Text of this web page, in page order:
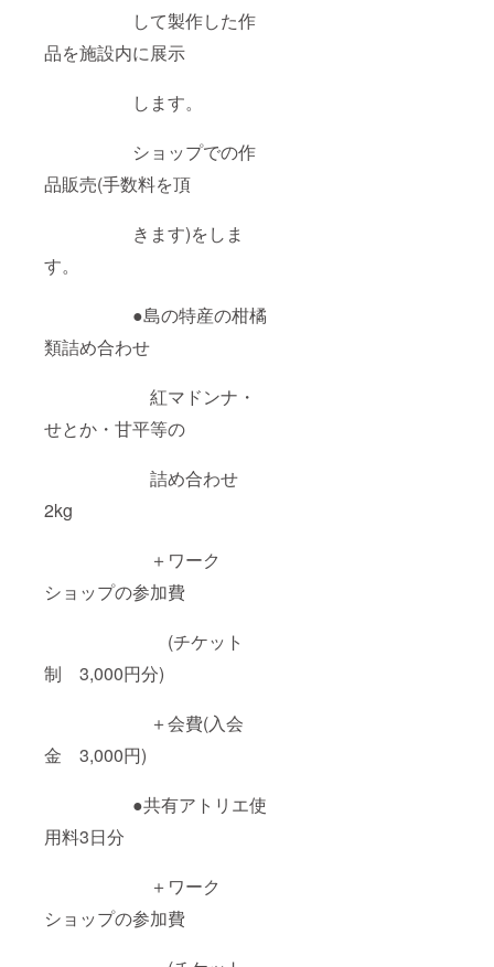
して製作した作
品を施設内に展示
します。
ショップでの作
品販売(手数料を頂
きます)をしま
す。
●島の特産の柑橘
類詰め合わせ
紅マドンナ・
せとか・甘平等の
詰め合わせ
2kg
＋ワーク
ショップの参加費
(チケット
制 3,000円分)
＋会費(入会
金 3,000円)
●共有アトリエ使
用料3日分
＋ワーク
ショップの参加費